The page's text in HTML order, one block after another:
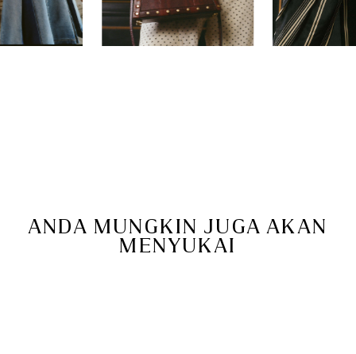
ANDA MUNGKIN JUGA AKAN
MENYUKAI